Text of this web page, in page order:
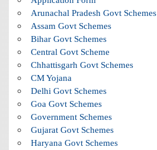
Arunachal Pradesh Govt Schemes
Assam Govt Schemes
Bihar Govt Schemes
Central Govt Scheme
Chhattisgarh Govt Schemes
CM Yojana
Delhi Govt Schemes
Goa Govt Schemes
Government Schemes
Gujarat Govt Schemes
Haryana Govt Schemes